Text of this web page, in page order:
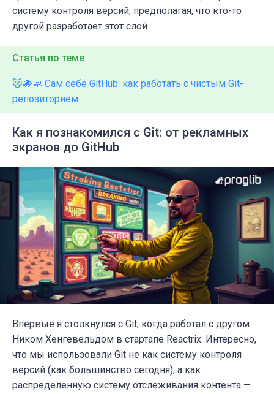
систему контроля версий, предполагая, что кто-то
другой разработает этот слой.
Статья по теме
😺🐙🧼 Сам себе GitHub: как работать с чистым Git-
репозиторием
Как я познакомился с Git: от рекламных
экранов до GitHub
Впервые я столкнулся с Git, когда работал с другом
Ником Хенгевельдом в стартапе Reactrix. Интересно,
что мы использовали Git не как систему контроля
версий (как большинство сегодня), а как
распределенную систему отслеживания контента —